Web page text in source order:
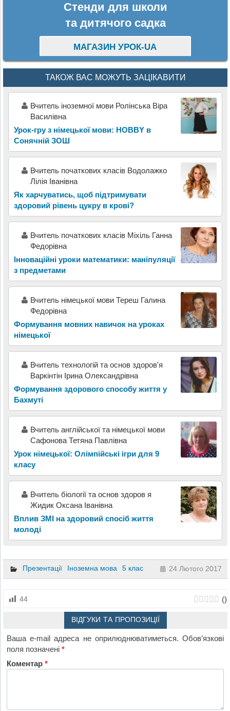
Стенди для школи
та дитячого садка
МАГАЗИН УРОК-UA
ТАКОЖ ВАС МОЖУТЬ ЗАЦІКАВИТИ
Вчитель іноземної мови Ролінська Віра
Василівна
Урок-гру з німецької мови: HOBBY в
Сонячній ЗОШ
Вчитель початкових класів Водолажко
Лілія Іванівна
Як харчуватись, щоб підтримувати
здоровий рівень цукру в крові?
Вчитель початкових класів Міхіль Ганна
Федорівна
Інноваційні уроки математики: маніпуляції
з предметами
Вчитель німецької мови Тереш Галина
Федорівна
Формування мовних навичок на уроках
німецької
Вчитель технологій та основ здоров'я
Варкінтін Ірина Олександрівна
Формування здорового способу життя у
Бахмуті
Вчитель англійської та німецької мови
Сафонова Тетяна Павлівна
Урок німецької: Олімпійські ігри для 9
класу
Вчитель біології та основ здоров я
Жидик Оксана Іванівна
Вплив ЗМІ на здоровий спосіб життя
молоді
Презентації Іноземна мова 5 клас 24 Лютого 2017
44 ()
ВІДГУКИ ТА ПРОПОЗИЦІЇ
Ваша e-mail адреса не оприлюднюватиметься. Обов’язкові
поля позначені*
Коментар*